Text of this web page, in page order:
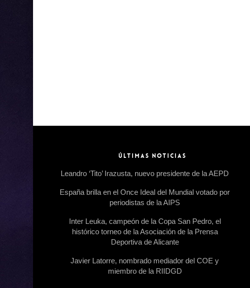
ÚLTIMAS NOTICIAS
Leandro ‘Tito’ Irazusta, nuevo presidente de la AEPD
España brilla en el Once Ideal del Mundial votado por
periodistas de la AIPS
Inter Leuka, campeón de la Copa San Pedro, el
histórico torneo de la Asociación de la Prensa
Deportiva de Alicante
Javier Latorre, nombrado mediador del COE y
miembro de la RIIDGD